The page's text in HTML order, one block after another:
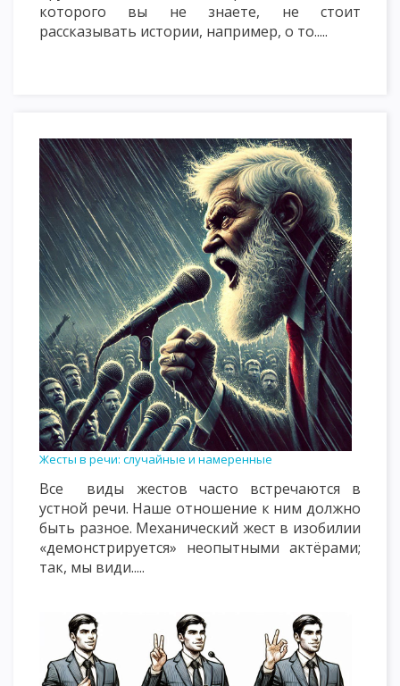
которого вы не знаете, не стоит
рассказывать истории, например, о то.....
Жесты в речи: случайные и намеренные
Все виды жестов часто встречаются в
устной речи. Наше отношение к ним должно
быть разное. Механический жест в изобилии
«демонстрируется» неопытными актёрами;
так, мы види.....